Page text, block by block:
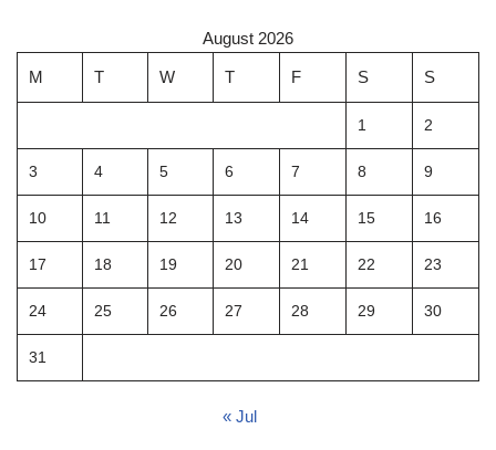
August 2026
M T W T F S S
1 2
3 4 5 6 7 8 9
10 11 12 13 14 15 16
17 18 19 20 21 22 23
24 25 26 27 28 29 30
31
« Jul